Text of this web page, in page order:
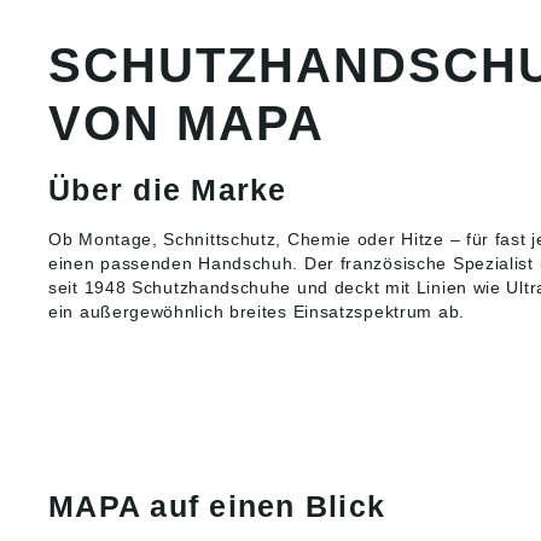
u.Ä.
VON MAPA
Über die Marke
Ob Montage, Schnittschutz, Chemie oder Hitze – für fast
einen passenden Handschuh. Der französische Spezialist
seit 1948 Schutzhandschuhe und deckt mit Linien wie
ein außergewöhnlich breites Einsatzspektrum ab.
MAPA auf einen Blick